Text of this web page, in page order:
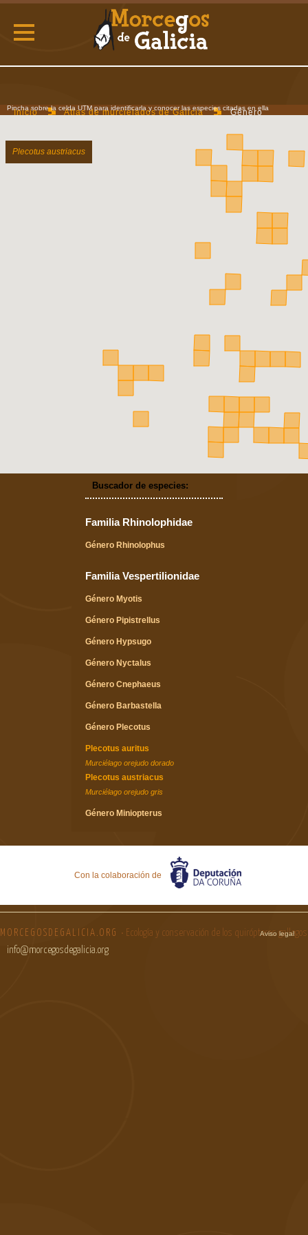
Inicio Atlas de murcielagos de Galicia
Género
Plecotus austriacus
Pincha sobre la celda UTM para identificarla y conocer las especies citadas en ella
Buscador de especies:
Familia Rhinolophidae
Género Rhinolophus
Familia Vespertilionidae
Género Myotis
Género Pipistrellus
Género Hypsugo
Género Nyctalus
Género Cnephaeus
Género Barbastella
Género Plecotus
Plecotus auritus
Murciélago orejudo dorado
Plecotus austriacus
Murciélago orejudo gris
Género Miniopterus
Familia Molossidae
Con la colaboración de
MORCEGOSDEGALICIA.ORG • Ecología y conservación de los quirópteros gallegos
info@morcegosdegalicia.org
Aviso legal